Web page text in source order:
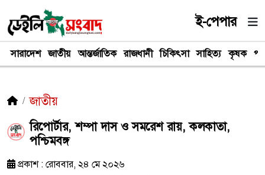
ই-পেপার
সারাদেশ জাতীয় আন্তর্জাতিক রাজধানী চিকিৎসা সাহিত্য কৃষক
জাতীয়
রিপোর্টার, শম্পা দাস ও সমরেশ রায়, কলকাতা,
পশ্চিমবঙ্গ
প্রকাশ : রোববার, ২৪ মে ২০২৬